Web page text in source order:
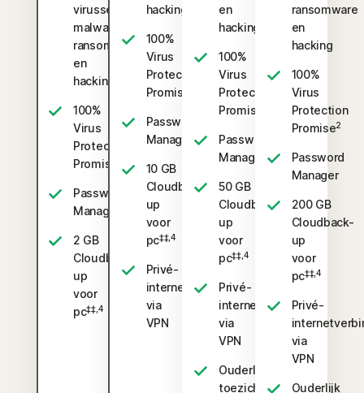
virussen,
malware,
ransomware
en
hacking
100%
Virus
Protection
Promise
Password
Manager
2 GB
Cloudback-
up
voor
pc‡‡,4
hacking
100%
Virus
Protection
Promise
Password
Manager
10 GB
Cloudback-
up
voor
pc‡‡,4
Privé-
internetverbinding
via
VPN
en
hacking
100%
Virus
Protection
Promise
Password
Manager
50 GB
Cloudback-
up
voor
pc‡‡,4
Privé-
internetverbinding
via
VPN
Ouderlijk
toezicht
‡
ransomware
en
hacking
100%
Virus
Protection
Promise2
Password
Manager
200 GB
Cloudback-
up
voor
pc‡‡,4
Privé-
via
VPN
Ouderlijk